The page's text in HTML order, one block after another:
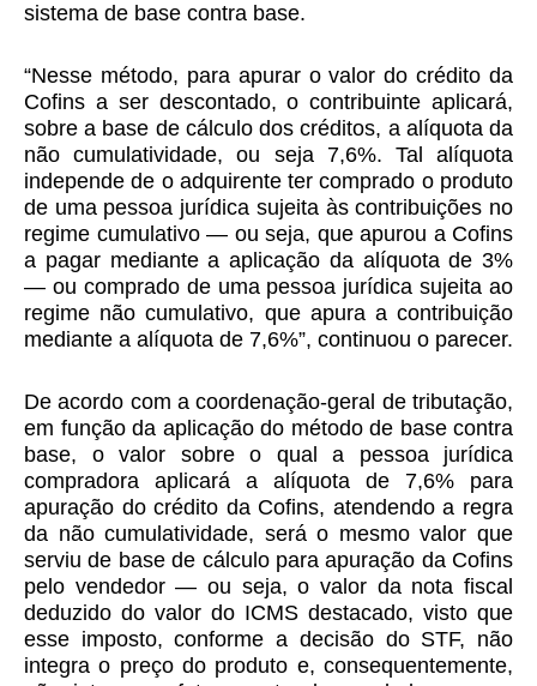
sistema de base contra base.
“Nesse método, para apurar o valor do crédito da
Cofins a ser descontado, o contribuinte aplicará,
sobre a base de cálculo dos créditos, a alíquota da
não cumulatividade, ou seja 7,6%. Tal alíquota
independe de o adquirente ter comprado o produto
de uma pessoa jurídica sujeita às contribuições no
regime cumulativo — ou seja, que apurou a Cofins
a pagar mediante a aplicação da alíquota de 3%
— ou comprado de uma pessoa jurídica sujeita ao
regime não cumulativo, que apura a contribuição
mediante a alíquota de 7,6%”, continuou o parecer.
De acordo com a coordenação-geral de tributação,
em função da aplicação do método de base contra
base, o valor sobre o qual a pessoa jurídica
compradora aplicará a alíquota de 7,6% para
apuração do crédito da Cofins, atendendo a regra
da não cumulatividade, será o mesmo valor que
serviu de base de cálculo para apuração da Cofins
pelo vendedor — ou seja, o valor da nota fiscal
deduzido do valor do ICMS destacado, visto que
esse imposto, conforme a decisão do STF, não
integra o preço do produto e, consequentemente,